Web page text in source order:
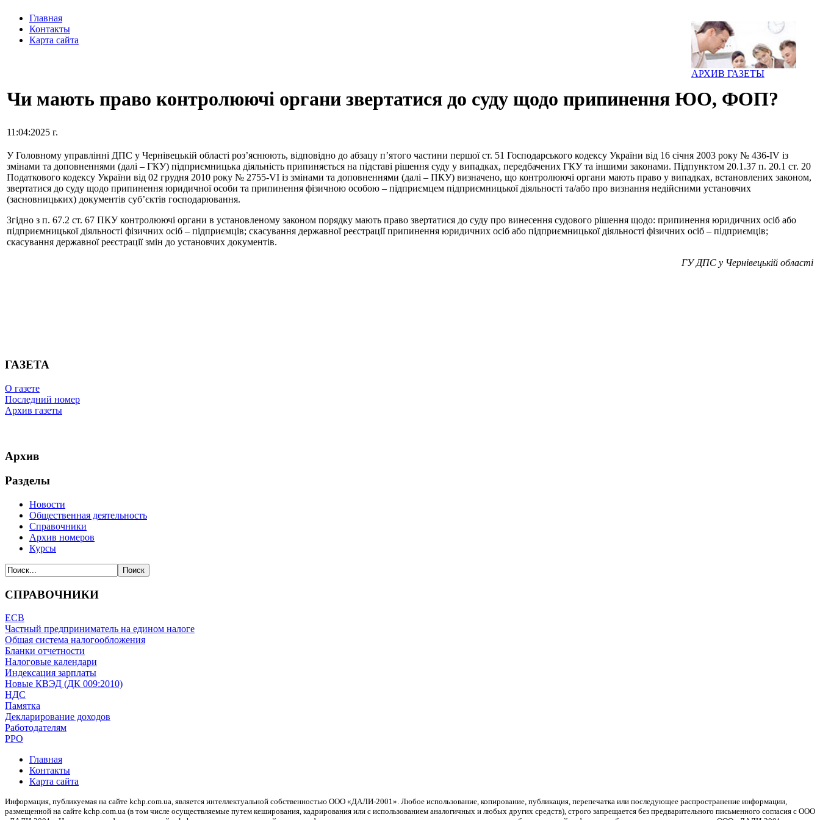
АРХИВ ГАЗЕТЫ
Главная
Контакты
Карта сайта
Чи мають право контролюючі органи звертатися до суду щодо припинення ЮО, ФОП?
11:04:2025 г.
У Головному управлінні ДПС у Чернівецькій області роз’яснюють, відповідно до абзацу п’ятого частини першої ст. 51 Господарського кодексу України від 16 січня 2003 року № 436-IV із
змінами та доповненнями (далі – ГКУ) підприємницька діяльність припиняється на підставі рішення суду у випадках, передбачених ГКУ та іншими законами. Підпунктом 20.1.37 п. 20.1 ст. 20
Податкового кодексу України від 02 грудня 2010 року № 2755-VI із змінами та доповненнями (далі – ПКУ) визначено, що контролюючі органи мають право у випадках, встановлених законом,
звертатися до суду щодо припинення юридичної особи та припинення фізичною особою – підприємцем підприємницької діяльності та/або про визнання недійсними установчих
(засновницьких) документів суб’єктів господарювання.
Згідно з п. 67.2 ст. 67 ПКУ контролюючі органи в установленому законом порядку мають право звертатися до суду про винесення судового рішення щодо: припинення юридичних осіб або
підприємницької діяльності фізичних осіб – підприємців; скасування державної реєстрації припинення юридичних осіб або підприємницької діяльності фізичних осіб – підприємців;
скасування державної реєстрації змін до установчих документів.
ГУ ДПС у Чернівецькій області
ГАЗЕТА
О газете
Последний номер
Архив газеты
Архив
Разделы
Новости
Общественная деятельность
Справочники
Архив номеров
Курсы
СПРАВОЧНИКИ
ЕСВ
Частный предприниматель на едином налоге
Общая система налогообложения
Бланки отчетности
Налоговые календари
Индексация зарплаты
Новые КВЭД (ДК 009:2010)
НДС
Памятка
Декларирование доходов
Работодателям
РРО
Главная
Контакты
Карта сайта
Информация, публикуемая на сайте kchp.com.ua, является интеллектуальной собственностью ООО «ДАЛИ-2001». Любое использование, копирование, публикация, перепечатка или последующее распространение информации,
размещенной на сайте kchp.com.ua (в том числе осуществляемые путем кеширования, кадрирования или с использованием аналогичных и любых других средств), строго запрещается без предварительного письменного согласия с ООО